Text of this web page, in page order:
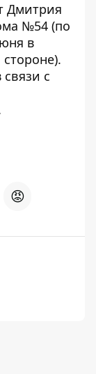
Дмитрия
№54 (по
в
с
😡